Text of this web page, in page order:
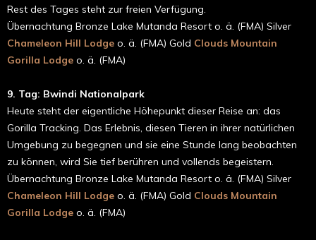
Rest des Tages steht zur freien Verfügung.
Übernachtung Bronze Lake Mutanda Resort o. ä. (FMA) Silver
Chameleon Hill Lodge o. ä. (FMA) Gold Clouds Mountain
Gorilla Lodge o. ä. (FMA)
9. Tag: Bwindi Nationalpark
Heute steht der eigentliche Höhepunkt dieser Reise an: das
Gorilla Tracking. Das Erlebnis, diesen Tieren in ihrer natürlichen
Umgebung zu begegnen und sie eine Stunde lang beobachten
zu können, wird Sie tief berühren und vollends begeistern.
Übernachtung Bronze Lake Mutanda Resort o. ä. (FMA) Silver
Chameleon Hill Lodge o. ä. (FMA) Gold Clouds Mountain
Gorilla Lodge o. ä. (FMA)